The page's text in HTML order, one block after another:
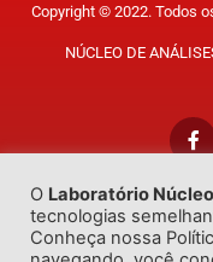
Copyright © 2022. Todos
NÚCLEO DE
Trabalhe Conosco
O Laboratório Núcleo
tecnologias
Conheça nossa